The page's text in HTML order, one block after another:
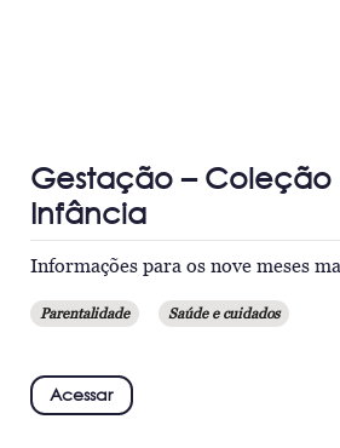
Gestação – Coleção
Infância
Informações para os nove meses
Parentalidade Saúde e cuidados
Acessar